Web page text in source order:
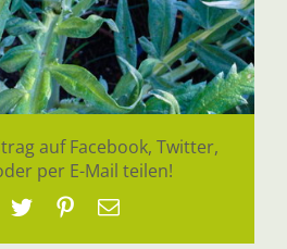
auf Facebook, Twitter,
per E-Mail teilen!
Facebook
TwitterPinterest
E-